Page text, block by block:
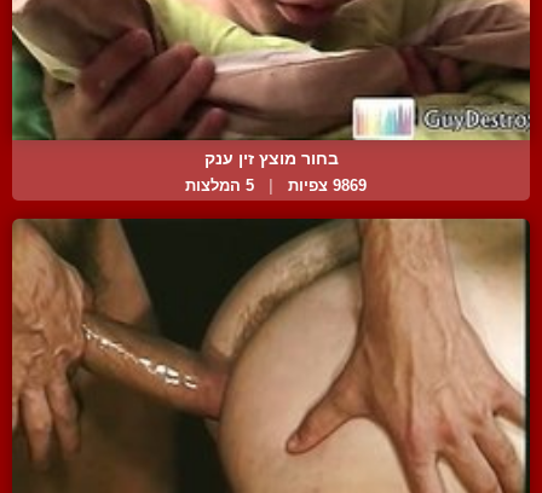
בחור מוצץ זין ענק
9869 צפיות 5 המלצות